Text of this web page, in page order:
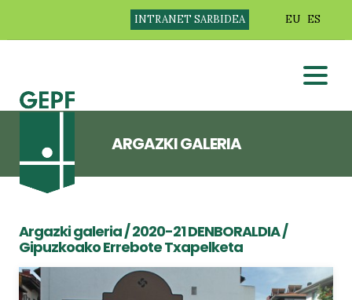
INTRANET SARBIDEA EU ES
ARGAZKI GALERIA
Argazki galeria/2020-21 DENBORALDIA/
Gipuzkoako Errebote Txapelketa